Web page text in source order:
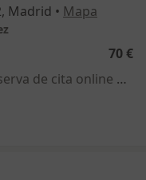
Madrid • Mapa
70 €
Este especialista no ofrece reserva de cita online en esta dirección.